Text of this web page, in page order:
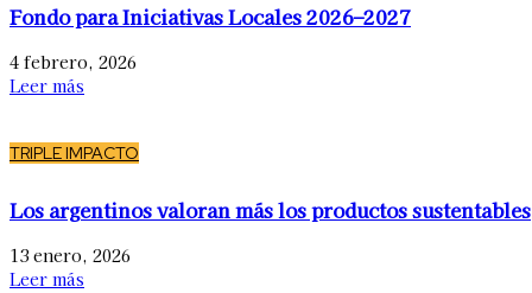
Fondo para Iniciativas Locales 2026–2027
4 febrero, 2026
Leer más
TRIPLE IMPACTO
Los argentinos valoran más los productos sustentables
13 enero, 2026
Leer más